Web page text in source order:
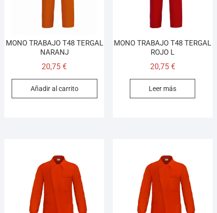
MONO TRABAJO T48 TERGAL
NARANJ
20,75€
Añadir al carrito
MONO TRABAJO T48 TERGAL
ROJO L
20,75 €
Leer más